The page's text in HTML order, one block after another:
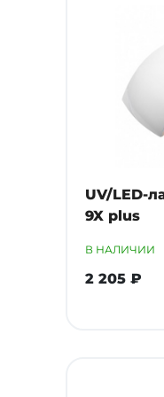
UV/LED-
9X plus
В НАЛИЧИИ
2 205 ₽